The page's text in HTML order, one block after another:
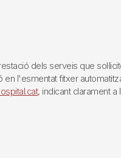
dels serveis que
l'esmentat fitxer
, indicant clarament a